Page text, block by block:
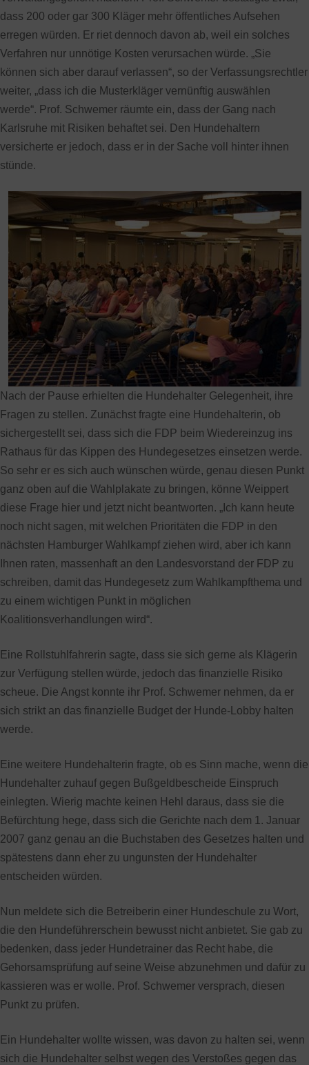
dass 200 oder gar 300 Kläger mehr öffentliches Aufsehen
erregen würden. Er riet dennoch davon ab, weil ein solches
Verfahren nur unnötige Kosten verursachen würde. „Sie
können sich aber darauf verlassen“, so der Verfassungsrechtler
weiter, „dass ich die Musterkläger vernünftig auswählen
werde“. Prof. Schwemer räumte ein, dass der Gang nach
Karlsruhe mit Risiken behaftet sei. Den Hundehaltern
versicherte er jedoch, dass er in der Sache voll hinter ihnen
stünde.
Nach der Pause erhielten die Hundehalter Gelegenheit, ihre
Fragen zu stellen. Zunächst fragte eine Hundehalterin, ob
sichergestellt sei, dass sich die FDP beim Wiedereinzug ins
Rathaus für das Kippen des Hundegesetzes einsetzen werde.
So sehr er es sich auch wünschen würde, genau diesen Punkt
ganz oben auf die Wahlplakate zu bringen, könne Weippert
diese Frage hier und jetzt nicht beantworten. „Ich kann heute
noch nicht sagen, mit welchen Prioritäten die FDP in den
nächsten Hamburger Wahlkampf ziehen wird, aber ich kann
Ihnen raten, massenhaft an den Landesvorstand der FDP zu
schreiben, damit das Hundegesetz zum Wahlkampfthema und
zu einem wichtigen Punkt in möglichen
Koalitionsverhandlungen wird“.
Eine Rollstuhlfahrerin sagte, dass sie sich gerne als Klägerin
zur Verfügung stellen würde, jedoch das finanzielle Risiko
scheue. Die Angst konnte ihr Prof. Schwemer nehmen, da er
sich strikt an das finanzielle Budget der Hunde-Lobby halten
werde.
Eine weitere Hundehalterin fragte, ob es Sinn mache, wenn die
Hundehalter zuhauf gegen Bußgeldbescheide Einspruch
einlegten. Wierig machte keinen Hehl daraus, dass sie die
Befürchtung hege, dass sich die Gerichte nach dem 1. Januar
2007 ganz genau an die Buchstaben des Gesetzes halten und
spätestens dann eher zu ungunsten der Hundehalter
entscheiden würden.
Nun meldete sich die Betreiberin einer Hundeschule zu Wort,
die den Hundeführerschein bewusst nicht anbietet. Sie gab zu
bedenken, dass jeder Hundetrainer das Recht habe, die
Gehorsamsprüfung auf seine Weise abzunehmen und dafür zu
kassieren was er wolle. Prof. Schwemer versprach, diesen
Punkt zu prüfen.
Ein Hundehalter wollte wissen, was davon zu halten sei, wenn
sich die Hundehalter selbst wegen des Verstoßes gegen das